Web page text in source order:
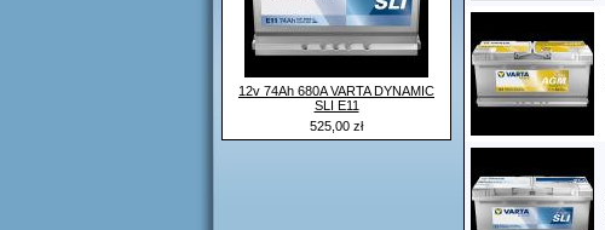
12v 74Ah 680A VARTA DYNAMIC
SLI E11
525,00 zł